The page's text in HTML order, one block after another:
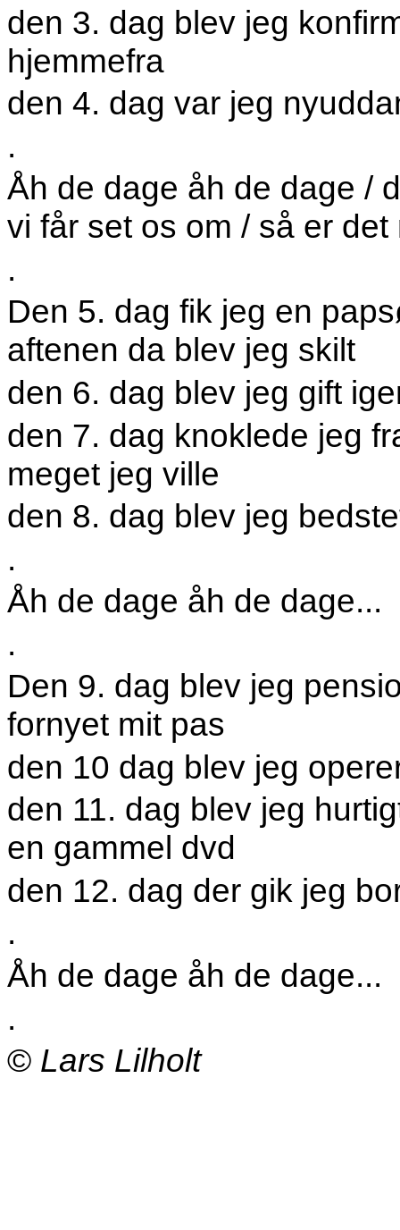
den 3. dag blev jeg
hjemmefra
den 4. dag var jeg
.
Åh de dage åh de dage /
vi får set os om / så er
.
Den 5. dag fik jeg en
aftenen da blev jeg skilt
den 6. dag blev jeg gift
den 7. dag knoklede jeg
meget jeg ville
den 8. dag blev jeg
.
Åh de dage åh de dage...
.
Den 9. dag blev jeg
fornyet mit pas
den 10 dag blev jeg
den 11. dag blev jeg
en gammel dvd
den 12. dag der gik jeg
.
Åh de dage åh de dage...
.
© Lars Lilholt